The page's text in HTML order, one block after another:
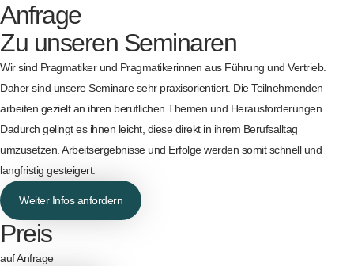
Anfrage
Zu unseren Seminaren
Wir sind Pragmatiker und Pragmatikerinnen aus Führung und Vertrieb.
Daher sind unsere Seminare sehr praxisorientiert. Die Teilnehmenden
arbeiten gezielt an ihren beruflichen Themen und Herausforderungen.
Dadurch gelingt es ihnen leicht, diese direkt in ihrem Berufsalltag
umzusetzen. Arbeitsergebnisse und Erfolge werden somit schnell und
langfristig gesteigert.
Weiter Infos anfordern
Preis
auf Anfrage